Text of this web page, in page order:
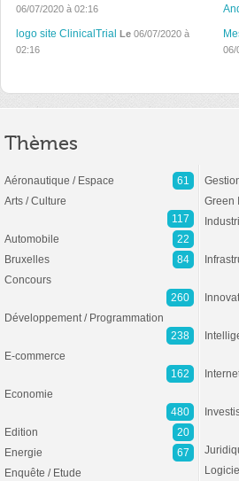
06/07/2020 à 02:16
logo site ClinicalTrial Le 06/07/2020 à
02:16
06/
Thèmes
Aéronautique / Espace
61
Arts / Culture
117
Automobile
22
Bruxelles
84
Concours
260
Développement / Programmation
238
E-commerce
162
Economie
480
Edition
20
Energie
67
Enquête / Etude
Green